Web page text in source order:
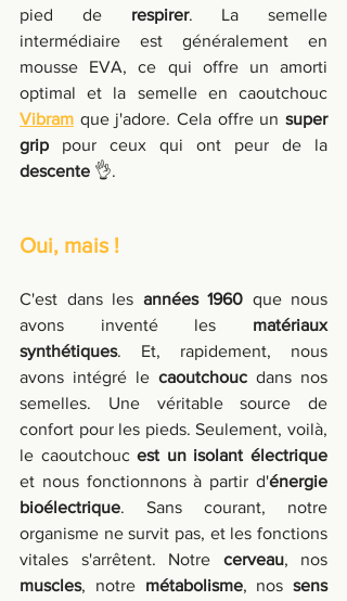
pied de respirer. La semelle
intermédiaire est généralement en
mousse EVA, ce qui offre un amorti
Vibram que j'adore. Cela offre un super
grip
descente 👌.
Oui, mais !
C'est dans les années 1960 que nous
avons inventé les matériaux
synthétiques. Et, rapidement, nous
avons intégré le caoutchouc dans nos
semelles. Une véritable source de
confort pour les pieds. Seulement, voilà,
le caoutchouc
et nous fonctionnons à partir d'énergie
bioélectrique. Sans courant, notre
organisme ne survit pas, et les fonctions
vitales s'arrêtent. Notre cerveau
muscles, notre métabolisme, nos sens